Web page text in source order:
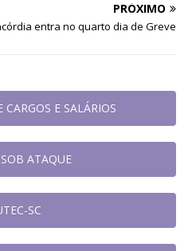
PRÓXIMO
entra no quarto dia de Greve
E SALÁRIOS
SOB ATAQUE
SC